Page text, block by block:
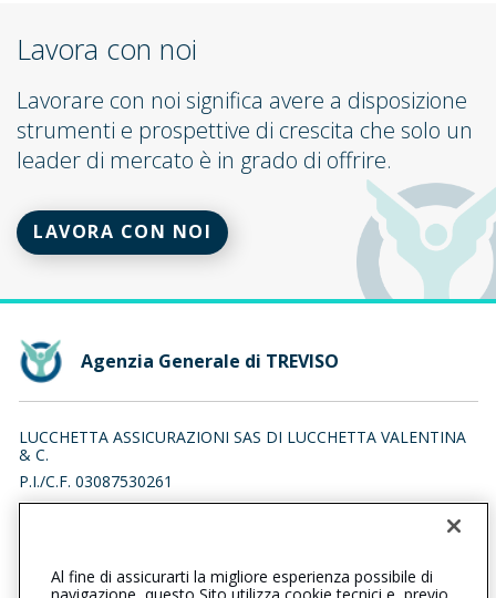
Lavora con noi
Lavorare con noi significa avere a disposizione
strumenti e prospettive di crescita che solo un
leader di mercato è in grado di offrire.
LAVORA CON NOI
Agenzia Generale di TREVISO
LUCCHETTA ASSICURAZIONI SAS DI LUCCHETTA VALENTINA
& C.
P.I./C.F. 03087530261
GALLERIA DANIELE MANIN 4, 31100 TREVISO (TV)
0422540647 0422590811
Al fine di assicurarti la migliore esperienza possibile di